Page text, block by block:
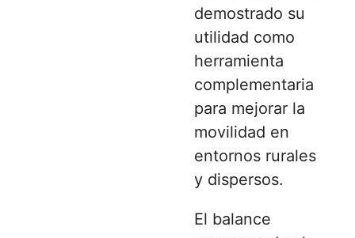
demostrado su
utilidad como
herramienta
complementaria
para mejorar la
movilidad en
entornos rurales
y dispersos.
El balance